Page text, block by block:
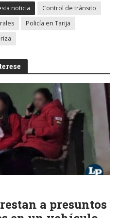
noticia
Control de tránsito
Policía en Tarija
a presuntos